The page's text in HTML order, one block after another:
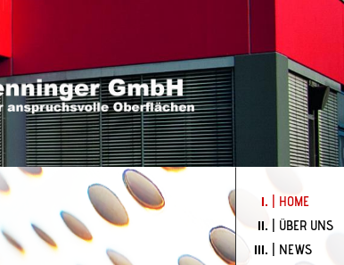
| HOME
| ÜBER UNS
| NEWS